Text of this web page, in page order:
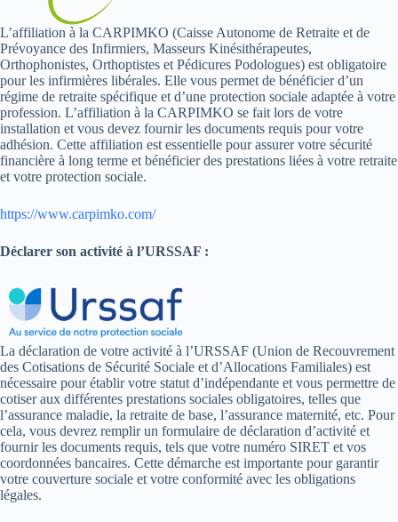
L’affiliation à la CARPIMKO (Caisse Autonome de Retraite et de
Prévoyance des Infirmiers, Masseurs Kinésithérapeutes,
Orthophonistes, Orthoptistes et Pédicures Podologues) est obligatoire
pour les infirmières libérales. Elle vous permet de bénéficier d’un
régime de retraite spécifique et d’une protection sociale adaptée à votre
profession. L’affiliation à la CARPIMKO se fait lors de votre
installation et vous devez fournir les documents requis pour votre
adhésion. Cette affiliation est essentielle pour assurer votre sécurité
financière à long terme et bénéficier des prestations liées à votre retraite
et votre protection sociale.
https://www.carpimko.com/
Déclarer son activité à l’URSSAF :
La déclaration de votre activité à l’URSSAF (Union de Recouvrement
des Cotisations de Sécurité Sociale et d’Allocations Familiales) est
nécessaire pour établir votre statut d’indépendante et vous permettre de
cotiser aux différentes prestations sociales obligatoires, telles que
l’assurance maladie, la retraite de base, l’assurance maternité, etc. Pour
cela, vous devrez remplir un formulaire de déclaration d’activité et
fournir les documents requis, tels que votre numéro SIRET et vos
coordonnées bancaires. Cette démarche est importante pour garantir
votre couverture sociale et votre conformité avec les obligations
légales.